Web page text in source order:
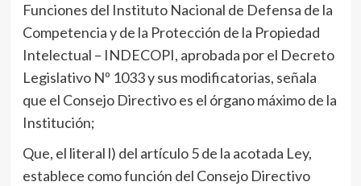
Funciones del Instituto Nacional de Defensa de la
Competencia y de la Protección de la Propiedad
Intelectual – INDECOPI, aprobada por el Decreto
Legislativo Nº 1033 y sus modificatorias, señala
que el Consejo Directivo es el órgano máximo de la
Institución;
Que, el literal l) del artículo 5 de la acotada Ley,
establece como función del Consejo Directivo